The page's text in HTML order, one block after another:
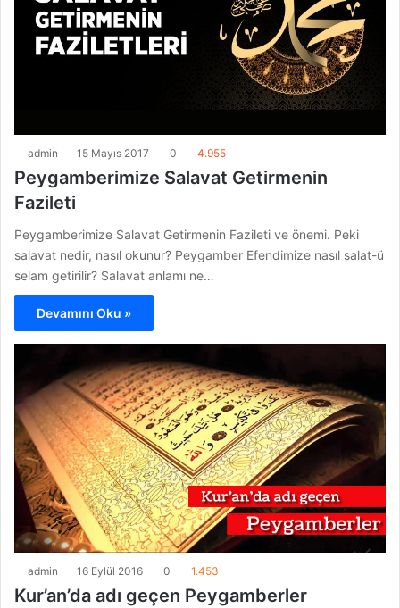
admin 15 Mayıs 2017 0 4.955
Peygamberimize Salavat Getirmenin
Fazileti
Peygamberimize Salavat Getirmenin Fazileti ve önemi. Peki
salavat nedir, nasıl okunur? Peygamber Efendimize nasıl salat-ü
selam getirilir? Salavat anlamı ne…
Devamını Oku »
admin 16 Eylül 2016 0 1.453
Kur’an’da adı geçen Peygamberler